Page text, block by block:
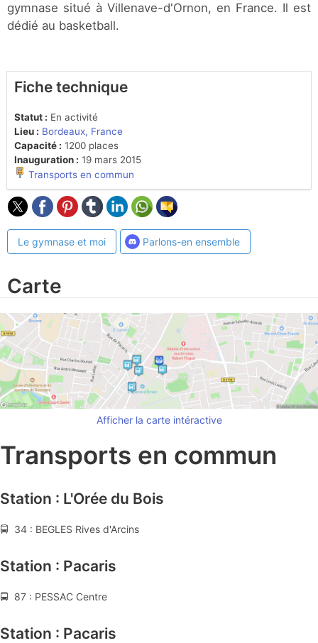
gymnase situé à Villenave-d'Ornon, en France. Il est
dédié au basketball.
Fiche technique
Statut : En activité
Lieu : Bordeaux, France
Capacité : 1200 places
Inauguration : 19 mars 2015
Transports en commun
Le gymnase et moi Parlons-en ensemble
Carte
Afficher la carte intéractive
Transports en commun
Station : L'Orée du Bois
🚍 34 : BEGLES Rives d'Arcins
Station : Pacaris
🚍 87 : PESSAC Centre
Station : Pacaris